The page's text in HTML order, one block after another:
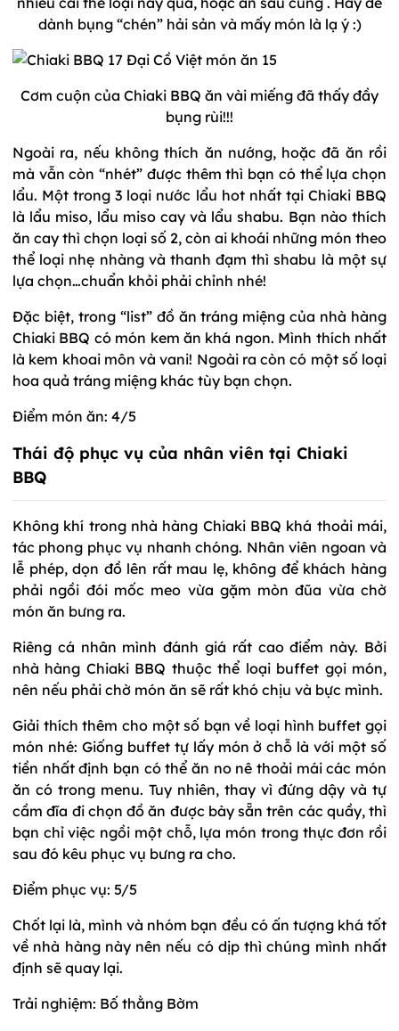
dành bụng “chén” hải sản và mấy món là lạ ý :)
Cơm cuộn của Chiaki BBQ ăn vài miếng đã thấy đầy
bụng rùi!!!
Ngoài ra, nếu không thích ăn nướng, hoặc đã ăn rồi
mà vẫn còn “nhét” được thêm thì bạn có thể lựa chọn
lẩu. Một trong 3 loại nước lẩu hot nhất tại Chiaki BBQ
là lẩu miso, lẩu miso cay và lẩu shabu. Bạn nào thích
ăn cay thì chọn loại số 2, còn ai khoái những món theo
thể loại nhẹ nhàng và thanh đạm thì shabu là một sự
lựa chọn…chuẩn khỏi phải chỉnh nhé!
Đặc biệt, trong “list” đồ ăn tráng miệng của nhà hàng
Chiaki BBQ có món kem ăn khá ngon. Mình thích nhất
là kem khoai môn và vani! Ngoài ra còn có một số loại
hoa quả tráng miệng khác tùy bạn chọn.
Điểm món ăn: 4/5
Thái độ phục vụ của nhân viên tại Chiaki
BBQ
Không khí trong nhà hàng Chiaki BBQ khá thoải mái,
tác phong phục vụ nhanh chóng. Nhân viên ngoan và
lễ phép, dọn đồ lên rất mau lẹ, không để khách hàng
phải ngồi đói mốc meo vừa gặm mòn đũa vừa chờ
món ăn bưng ra.
Riêng cá nhân mình đánh giá rất cao điểm này. Bởi
nhà hàng Chiaki BBQ thuộc thể loại buffet gọi món,
nên nếu phải chờ món ăn sẽ rất khó chịu và bực mình.
Giải thích thêm cho một số bạn về loại hình buffet gọi
món nhé: Giống buffet tự lấy món ở chỗ là với một số
tiền nhất định bạn có thể ăn no nê thoải mái các món
ăn có trong menu. Tuy nhiên, thay vì đứng dậy và tự
cầm đĩa đi chọn đồ ăn được bày sẵn trên các quầy, thì
bạn chỉ việc ngồi một chỗ, lựa món trong thực đơn rồi
sau đó kêu phục vụ bưng ra cho.
Điểm phục vụ: 5/5
Chốt lại là, mình và nhóm bạn đều có ấn tượng khá tốt
về nhà hàng này nên nếu có dịp thì chúng mình nhất
định sẽ quay lại.
Trải nghiệm: Bố thằng Bờm